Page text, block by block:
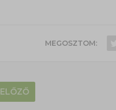
MEGOSZTOM:
ELŐZŐ